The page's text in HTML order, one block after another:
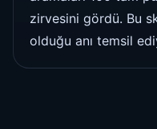
zirvesini gördü. Bu
olduğu anı temsil